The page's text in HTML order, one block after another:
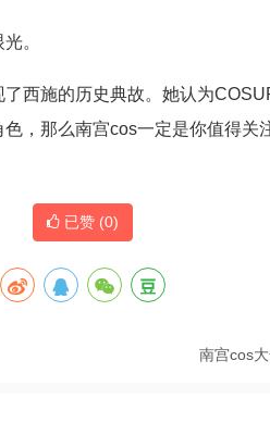
。
西施的历史典故。她认为
，那么南宫cos一定是你值得关
已赞 (0)
南宫cos